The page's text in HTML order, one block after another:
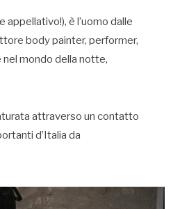
appellativo!), è l’uomo dalle
body painter, performer,
mondo della notte,
attraverso un contatto
d’Italia da